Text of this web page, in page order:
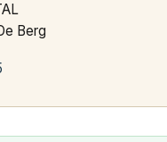
Berg